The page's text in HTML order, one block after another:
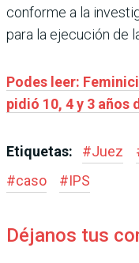
conforme a la
para la ejecución de
Podes leer:
pidió 10, 4 y 3 años
Etiquetas: #Juez
#caso #IPS
Déjanos tus